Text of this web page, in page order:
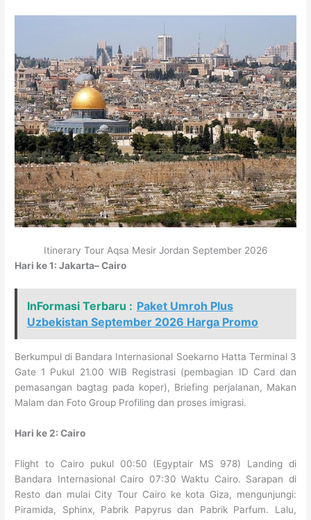
Itinerary Tour Aqsa Mesir Jordan September 2026
Hari ke 1: Jakarta– Cairo
InFormasi Terbaru : Paket Umroh Plus
Uzbekistan September 2026 Harga Promo
Berkumpul di Bandara Internasional Soekarno Hatta Terminal 3
Gate 1 Pukul 21.00 WIB Registrasi (pembagian ID Card dan
pemasangan bagtag pada koper), Briefing perjalanan, Makan
Malam dan Foto Group Profiling dan proses imigrasi.
Hari ke 2: Cairo
Flight to Cairo pukul 00:50 (Egyptair MS 978) Landing di
Bandara Internasional Cairo 07:30 Waktu Cairo. Sarapan di
Resto dan mulai City Tour Cairo ke kota Giza, mengunjungi:
Piramida, Sphinx, Pabrik Papyrus dan Pabrik Parfum. Lalu,